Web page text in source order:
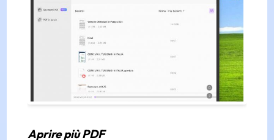
Aprire più PDF